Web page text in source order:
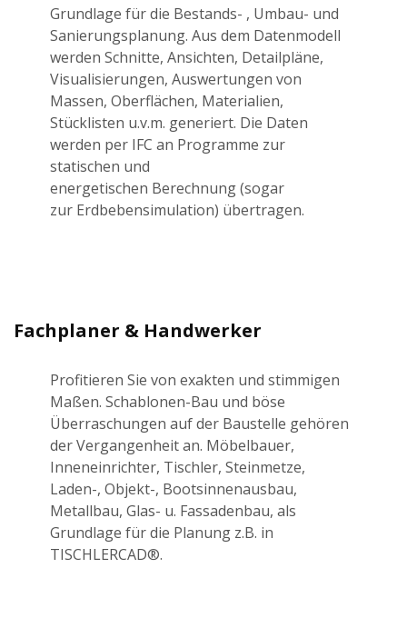
Grundlage für die Bestands- , Umbau- und
Sanierungsplanung. Aus dem Datenmodell
werden Schnitte, Ansichten, Detailpläne,
Visualisierungen, Auswertungen von
Massen, Oberflächen, Materialien,
Stücklisten u.v.m. generiert. Die Daten
werden per IFC an Programme zur
statischen und
energetischen Berechnung (sogar
zur Erdbebensimulation) übertragen.
Fachplaner & Handwerker
Profitieren Sie von exakten und stimmigen
Maßen. Schablonen-Bau und böse
Überraschungen auf der Baustelle gehören
der Vergangenheit an. Möbelbauer,
Inneneinrichter, Tischler, Steinmetze,
Laden-, Objekt-, Bootsinnenausbau,
Metallbau, Glas- u. Fassadenbau, als
Grundlage für die Planung z.B. in
TISCHLERCAD®.